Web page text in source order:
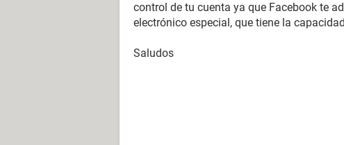
control de tu cuenta ya que Facebook te
electrónico especial, que tiene la
Saludos